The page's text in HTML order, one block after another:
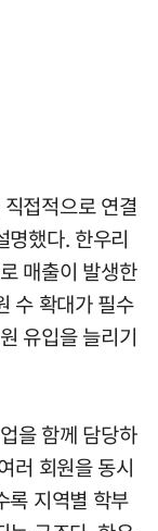
접적으로 연결
명했다. 한우리
매출이 발생한
수 확대가 필수
유입을 늘리기
을 함께 담당하
러 회원을 동시
록 지역별 학부